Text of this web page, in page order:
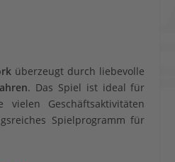
überzeugt durch liebevolle
. Das Spiel ist ideal für
vielen Geschäftsaktivitäten
Spielprogramm für